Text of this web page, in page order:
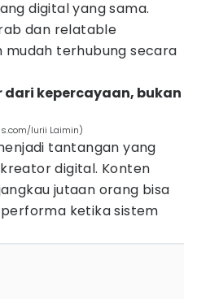
digital yang sama.
dan relatable
mudah terhubung secara
dari kepercayaan, bukan
Iurii Laimin)
tantangan yang
digital. Konten
jutaan orang bisa
ketika sistem